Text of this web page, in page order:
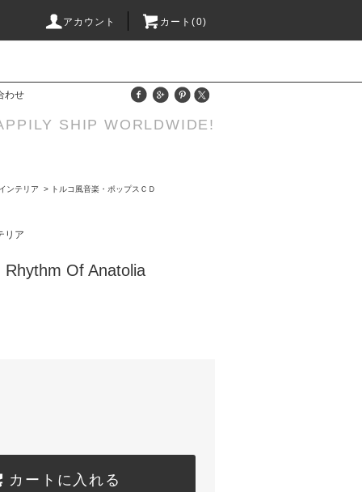
アカウント カート(0)
わせ
SHIP WORLDWIDE!
ンテリア > トルコ風音楽・ポップスＣＤ
リア
Rhythm Of Anatolia
カートに入れる